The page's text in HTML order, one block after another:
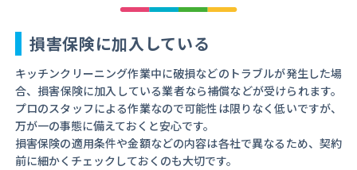
損害保険に加入している
キッチンクリーニング作業中に破損などのトラブルが発生した場
合、損害保険に加入している業者なら補償などが受けられます。
プロのスタッフによる作業なので可能性は限りなく低いですが、
万が一の事態に備えておくと安心です。
損害保険の適用条件や金額などの内容は各社で異なるため、契約
前に細かくチェックしておくのも大切です。